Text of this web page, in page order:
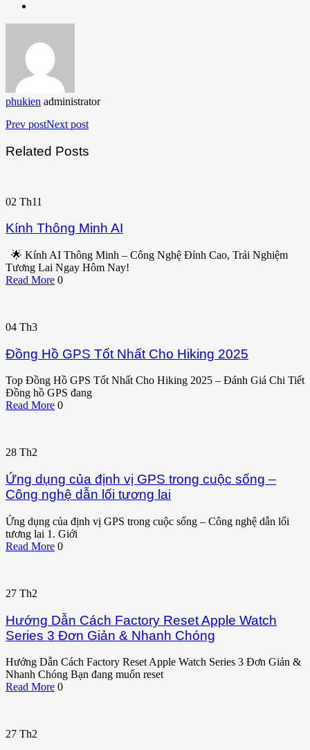
phukien administrator
Prev postNext post
Related Posts
02 Th11
Kính Thông Minh AI
🌟 Kính AI Thông Minh – Công Nghệ Đỉnh Cao, Trải Nghiệm
Tương Lai Ngay Hôm Nay!
Read More 0
04 Th3
Đồng Hồ GPS Tốt Nhất Cho Hiking 2025
Top Đồng Hồ GPS Tốt Nhất Cho Hiking 2025 – Đánh Giá Chi Tiết
Đồng hồ GPS đang
Read More 0
28 Th2
Ứng dụng của định vị GPS trong cuộc sống –
Công nghệ dẫn lối tương lai
Ứng dụng của định vị GPS trong cuộc sống – Công nghệ dẫn lối
tương lai 1. Giới
Read More 0
27 Th2
Hướng Dẫn Cách Factory Reset Apple Watch
Series 3 Đơn Giản & Nhanh Chóng
Hướng Dẫn Cách Factory Reset Apple Watch Series 3 Đơn Giản &
Nhanh Chóng Bạn đang muốn reset
Read More 0
27 Th2